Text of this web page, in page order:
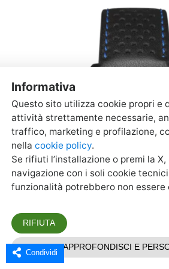
Condividi